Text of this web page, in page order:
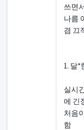
쓰면
나름
겸 끄
1. 달*
실시
에 긴
처음
함